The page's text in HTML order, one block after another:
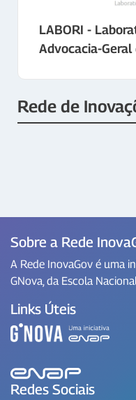
LABORI -
Advocacia-Geral
Rede de
Sobre a Rede
A Rede InovaGov é uma
GNova, da Escola
Links Úteis
Redes Sociais